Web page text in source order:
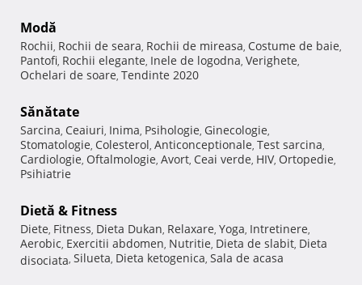
Modă
Rochii, Rochii de seara, Rochii de mireasa, Costume de baie,
Pantofi, Rochii elegante, Inele de logodna, Verighete,
Ochelari de soare, Tendinte 2020
Sănătate
Sarcina, Ceaiuri, Inima, Psihologie, Ginecologie,
Stomatologie, Colesterol, Anticonceptionale, Test sarcina,
Cardiologie, Oftalmologie, Avort, Ceai verde, HIV, Ortopedie,
Psihiatrie
Dietă & Fitness
Diete, Fitness, Dieta Dukan, Relaxare, Yoga, Intretinere,
Aerobic, Exercitii abdomen, Nutritie, Dieta de slabit, Dieta
disociata, Silueta, Dieta ketogenica, Sala de acasa